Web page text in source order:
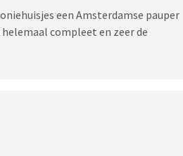
een Amsterdamse pauper
compleet en zeer de